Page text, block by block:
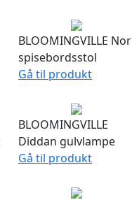
BLOOMINGVILLE Nor
spisebordsstol
Gå til produkt
BLOOMINGVILLE
Diddan gulvlampe
Gå til produkt